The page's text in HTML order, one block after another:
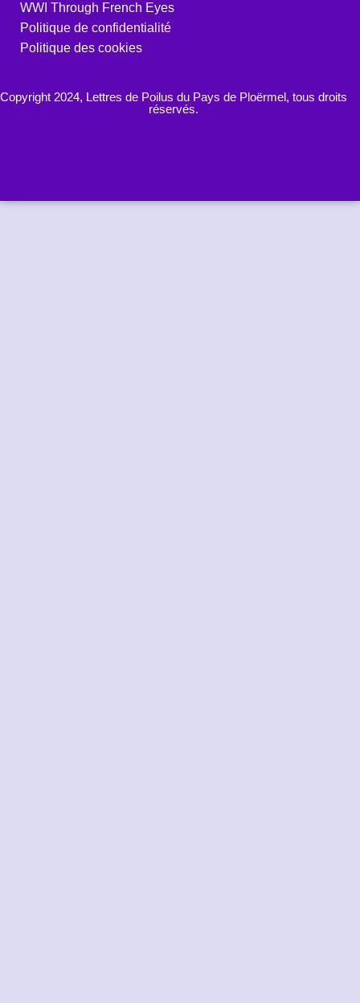
WWI Through French Eyes
Politique de confidentialité
Politique des cookies
Copyright 2024, Lettres de Poilus du Pays de Ploërmel, tous droits
réservés.